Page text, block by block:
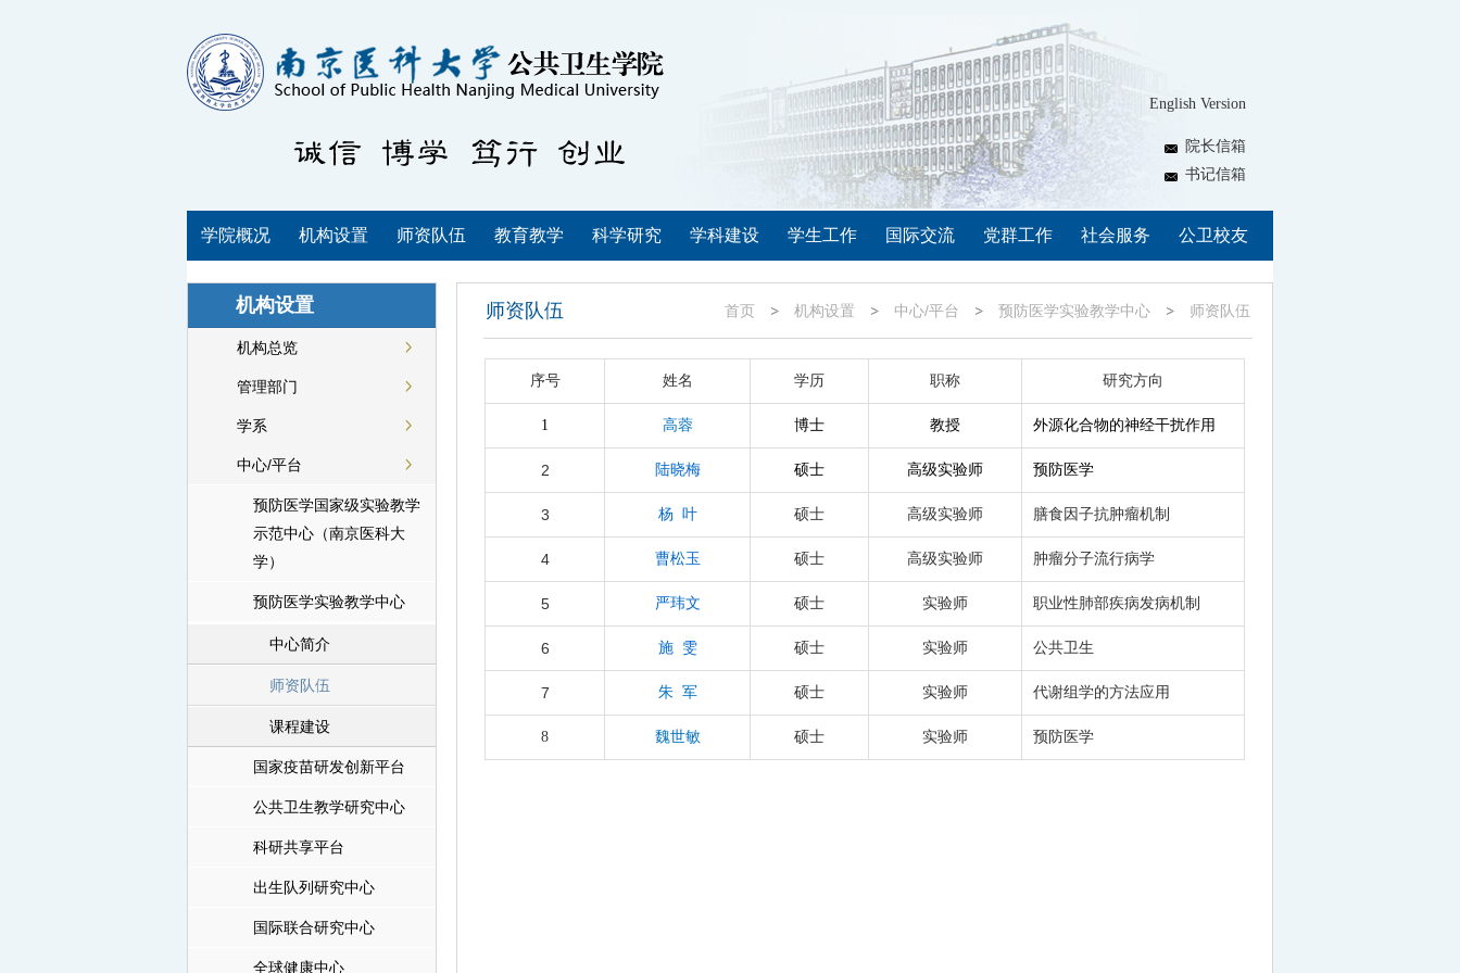
English Version
院长信箱
书记信箱
学院概况 机构设置 师资队伍 教育教学 科学研究 学科建设 学生工作 国际交流 党群工作 社会服务 公卫校友
机构设置
机构总览
管理部门
学系
中心/平台
预防医学国家级实验教学
示范中心（南京医科大
学）
预防医学实验教学中心
中心简介
师资队伍
课程建设
国家疫苗研发创新平台
公共卫生教学研究中心
科研共享平台
出生队列研究中心
国际联合研究中心
全球健康中心
师资队伍 首页 机构设置 中心/平台 预防医学实验教学中心 师资队伍
序号 姓名 学历 职称 研究方向
1 高蓉 博士 教授 外源化合物的神经干扰作用
2 陆晓梅 硕士 高级实验师 预防医学
3 杨 叶 硕士 高级实验师 膳食因子抗肿瘤机制
4 曹松玉 硕士 高级实验师 肿瘤分子流行病学
5 严玮文 硕士 实验师 职业性肺部疾病发病机制
6 施 雯 硕士 实验师 公共卫生
7 朱 军 硕士 实验师 代谢组学的方法应用
8 魏世敏 硕士 实验师 预防医学